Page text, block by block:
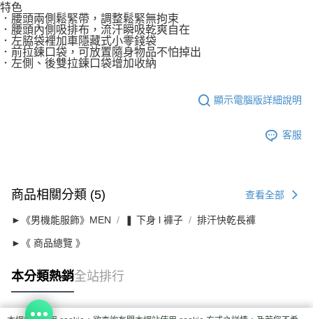
特色
．腰頭兩側鬆緊帶，調整鬆緊無拘束
．腰頭內側吸排布，流汗瞬吸乾爽自在
．左脇袋裡加車隱藏式小零錢袋
．前拉鍊口袋，可放置隨身物品不怕掉出
．左側、後雙拉鍊口袋增加收納
顯示電腦版詳細說明
客服
商品相關分類 (5) 查看全部
►《男機能服飾》MEN ❚ 下身 l 褲子 排汗快乾長褲
►《 商品總覽 》
本分類熱銷全站排行